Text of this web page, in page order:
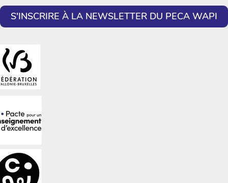
S'INSCRIRE À LA NEWSLETTER DU PECA WAPI